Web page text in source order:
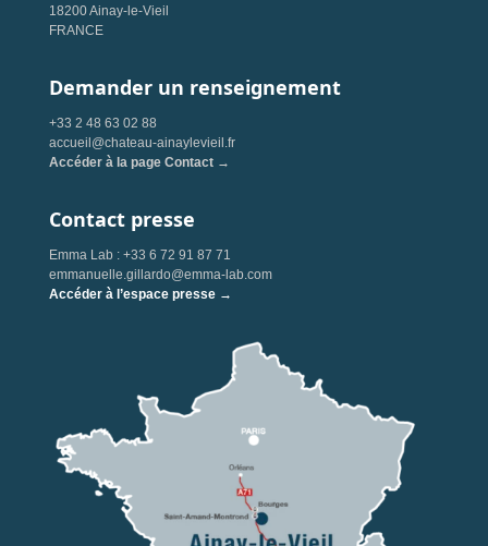
18200 Ainay-le-Vieil
FRANCE
Demander un renseignement
+33 2 48 63 02 88
accueil@chateau-ainaylevieil.fr
Accéder à la page Contact →
Contact presse
Emma Lab : +33 6 72 91 87 71
emmanuelle.gillardo@emma-lab.com
Accéder à l’espace presse →